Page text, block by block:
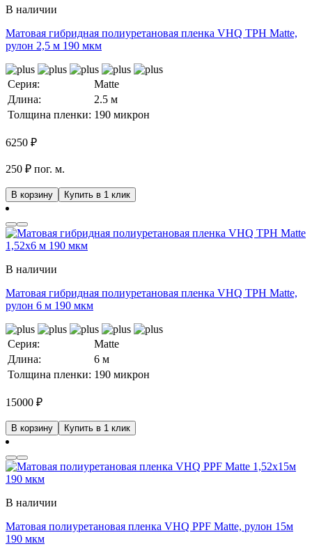
В наличии
Матовая гибридная полиуретановая пленка VHQ TPH Matte,
рулон 2,5 м 190 мкм
Серия:
Matte
Длина:
2.5 м
Толщина пленки: 190 микрон
6250 ₽
250 ₽ пог. м.
В корзину Купить в 1 клик
В наличии
Матовая гибридная полиуретановая пленка VHQ TPH Matte,
рулон 6 м 190 мкм
Серия:
Matte
Длина:
6 м
Толщина пленки: 190 микрон
15000 ₽
В корзину Купить в 1 клик
В наличии
Матовая полиуретановая пленка VHQ PPF Matte, рулон 15м
190 мкм